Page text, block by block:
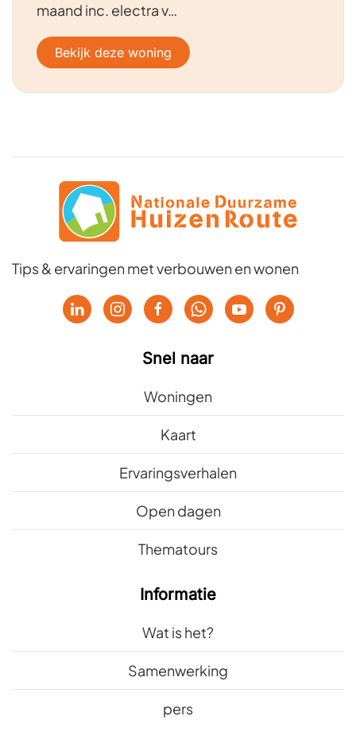
maand inc. electra v…
Bekijk deze woning
Tips & ervaringen met verbouwen en wonen
Snel naar
Woningen
Kaart
Ervaringsverhalen
Open dagen
Thematours
Informatie
Wat is het?
Samenwerking
pers